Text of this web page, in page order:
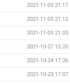
2021-11-03 21:17
2021-11-03 21:12
2021-11-03 21:03
2021-10-27 15:20
2021-10-24 17:26
2021-10-23 17:07